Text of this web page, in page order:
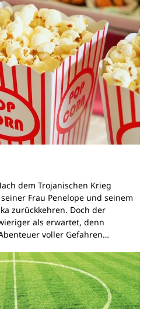
dem Trojanischen Krieg
Frau Penelope und seinem
zurückkehren. Doch der
als erwartet, denn
voller Gefahren…